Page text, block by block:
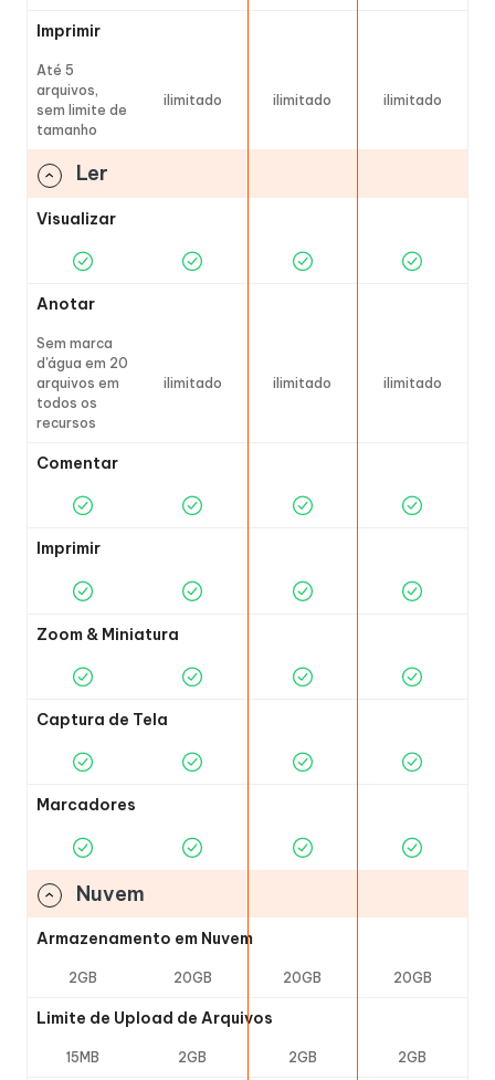
Imprimir
Até 5
arquivos,
sem limite de
tamanho
ilimitado ilimitado ilimitado
Ler
Visualizar
Anotar
Sem marca
d'água em 20
arquivos em
todos os
recursos
ilimitado ilimitado ilimitado
Comentar
Imprimir
Zoom & Miniatura
Captura de Tela
Marcadores
Nuvem
Armazenamento em Nuvem
2GB 20GB 20GB 20GB
Limite de Upload de Arquivos
15MB 2GB 2GB 2GB